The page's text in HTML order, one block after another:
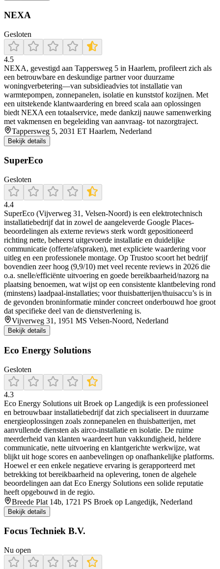
NEXA
Gesloten
4.5
NEXA, gevestigd aan Tappersweg 5 in Haarlem, profileert zich als
een betrouwbare en deskundige partner voor duurzame
woningverbetering—van subsidieadvies tot installatie van
warmtepompen, zonnepanelen, isolatie en kunststof kozijnen. Met
een uitstekende klantwaardering en breed scala aan oplossingen
biedt NEXA een totaalservice, mede dankzij nauwe samenwerking
met vakmensen en begeleiding van aanvraag- tot nazorgtraject.
Tappersweg 5, 2031 ET Haarlem, Nederland
Bekijk details
SuperEco
Gesloten
4.4
SuperEco (Vijverweg 31, Velsen-Noord) is een elektrotechnisch
installatiebedrijf dat in zowel de aangeleverde Google Places-
beoordelingen als externe reviews sterk wordt gepositioneerd
richting nette, beheerst uitgevoerde installatie en duidelijke
communicatie (offerte/afspraken), met expliciete waardering voor
uitleg en een professionele montage. Op Trustoo scoort het bedrijf
bovendien zeer hoog (9,9/10) met veel recente reviews in 2026 die
o.a. snelle/efficiënte uitvoering en goede bereikbaarheid/nazorg na
plaatsing benoemen, wat wijst op een consistente klantbeleving rond
(minstens) laadpaal-installaties; voor thuisbatterijen/thuisaccu’s is in
de gevonden broninformatie minder concreet onderbouwd hoe groot
dat specifieke deel van de dienstverlening is.
Vijverweg 31, 1951 MS Velsen-Noord, Nederland
Bekijk details
Eco Energy Solutions
Gesloten
4.3
Eco Energy Solutions uit Broek op Langedijk is een professioneel
en betrouwbaar installatiebedrijf dat zich specialiseert in duurzame
energieoplossingen zoals zonnepanelen en thuisbatterijen, met
aanvullende diensten als airco-installatie en isolatie. De ruime
meerderheid van klanten waardeert hun vakkundigheid, heldere
communicatie, nette uitvoering en klantgerichte werkwijze, wat
blijkt uit hoge scores en aanbevelingen op onafhankelijke platforms.
Hoewel er een enkele negatieve ervaring is gerapporteerd met
betrekking tot bereikbaarheid na oplevering, tonen de algehele
beoordelingen aan dat Eco Energy Solutions een solide reputatie
heeft opgebouwd in de regio.
Breede Plat 14b, 1721 PS Broek op Langedijk, Nederland
Bekijk details
Focus Techniek B.V.
Nu open